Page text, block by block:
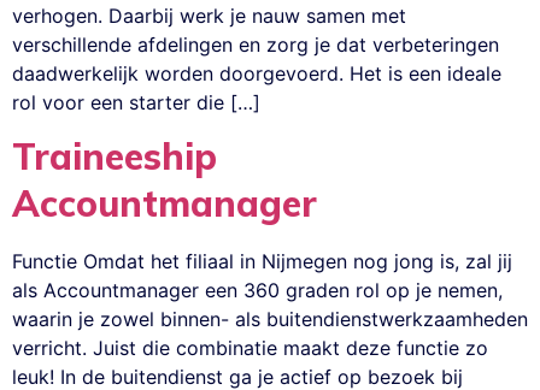
verhogen. Daarbij werk je nauw samen met
verschillende afdelingen en zorg je dat verbeteringen
daadwerkelijk worden doorgevoerd. Het is een ideale
rol voor een starter die […]
Traineeship
Accountmanager
Functie Omdat het filiaal in Nijmegen nog jong is, zal jij
als Accountmanager een 360 graden rol op je nemen,
waarin je zowel binnen- als buitendienstwerkzaamheden
verricht. Juist die combinatie maakt deze functie zo
leuk! In de buitendienst ga je actief op bezoek bij